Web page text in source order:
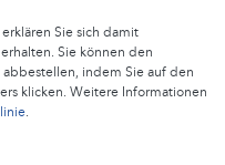
Sie sich damit
Sie können den
indem Sie auf den
klicken. Weitere Informationen
.